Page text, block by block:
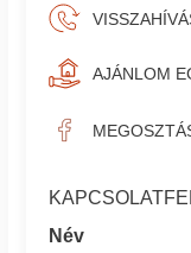
AJÁNLOM
Név